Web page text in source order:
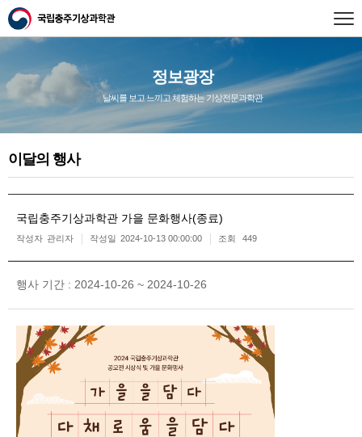
정보광장
날씨를 보고 느끼고 체험하는 기상전문과학관
이달의 행사
국립충주기상과학관 가을 문화행사(종료)
작성자 관리자 작성일 2024-10-13 00:00:00 조회 449
행사 기간 : 2024-10-26 ~ 2024-10-26